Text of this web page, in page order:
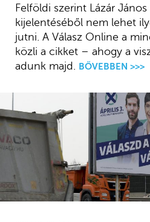
Felföldi szerint Lázár
kijelentéséből nem lehet
jutni. A Válasz Online a
közli a cikket – ahogy a
adunk majd.
BŐVEBBEN >>>